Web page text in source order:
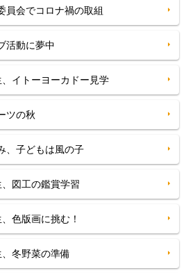
員会でコロナ禍の取組
活動に夢中
イトーヨーカドー見学
ツの秋
、子どもは風の子
図工の鑑賞学習
色版画に挑む！
冬野菜の準備